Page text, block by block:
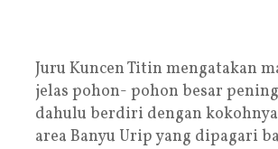
Juru Kuncen Titin mengatakan
jelas pohon- pohon besar
dahulu berdiri dengan
area Banyu Urip yang dipagari